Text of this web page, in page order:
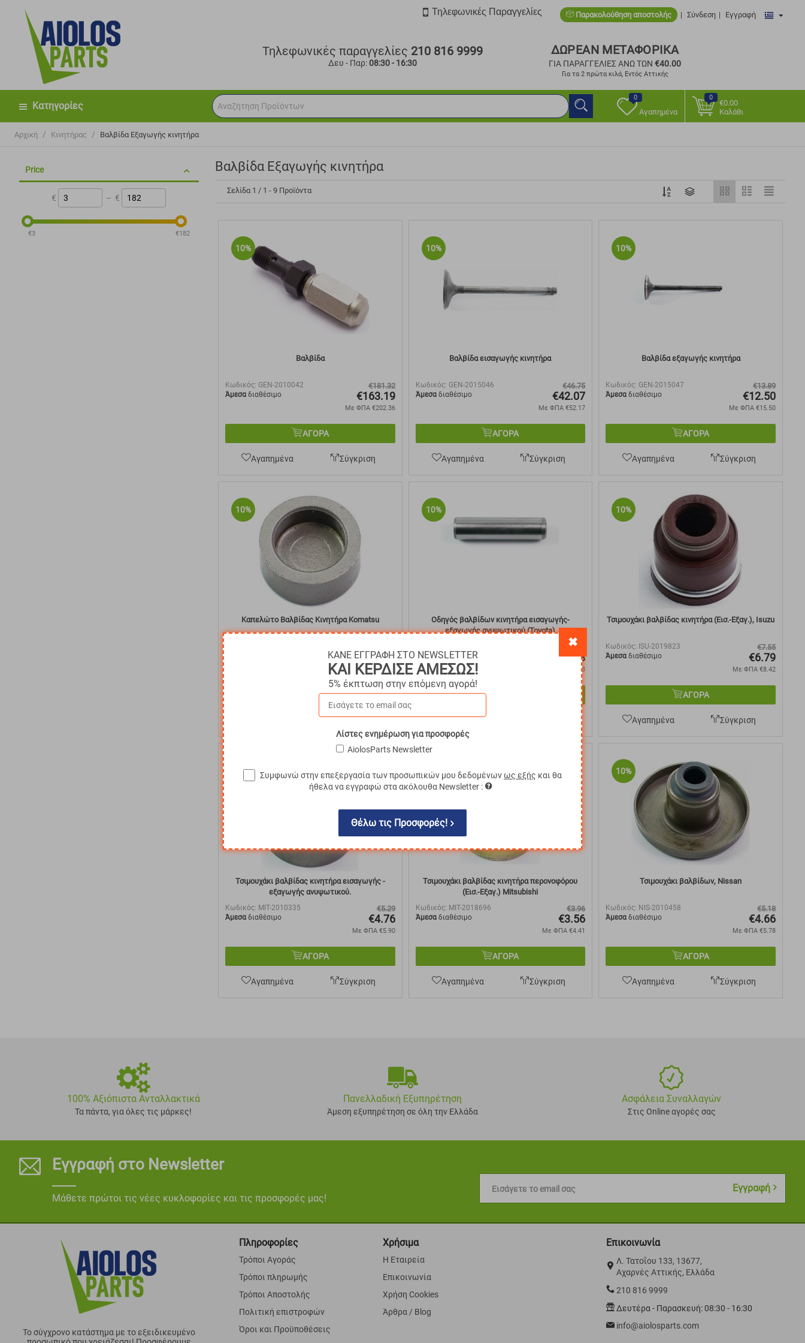
Παρακολούθηση αποστολής Σύνδεση Εγγραφή
Τηλεφωνικές Παραγγελίες
Τηλεφωνικές παραγγελίες 210 816 9999
Δευ - Παρ:08:30 - 16:30
ΔΩΡΕΑΝ ΜΕΤΑΦΟΡΙΚΑ
ΓΙΑ ΠΑΡΑΓΓΕΛΙΕΣ ΑΝΩ ΤΩΝ€40.00
Για τα 2 πρώτα κιλά, Εντός Αττικής
Κατηγορίες
0
Αγαπημένα
0
€0.00
Καλάθι
Αρχική / Κινητήρας / Βαλβίδα Εξαγωγής κινητήρα
Price
€ –€
‎€3 ‎€182
Βαλβίδα Εξαγωγής κινητήρα
Σελίδα 1 / 1 - 9 Προϊόντα
10%
Βαλβίδα
Κωδικός: GEN-2010042
Άμεσαδιαθέσιμο
€181.32
€163.19
Με ΦΠΑ €202.36
ΑΓΟΡΑ
Αγαπημένα Σύγκριση
10%
Βαλβίδα εισαγωγής κινητήρα
Κωδικός: GEN-2015046
Άμεσαδιαθέσιμο
€46.75
€42.07
Με ΦΠΑ €52.17
ΑΓΟΡΑ
Αγαπημένα Σύγκριση
10%
Βαλβίδα εξαγωγής κινητήρα
Κωδικός: GEN-2015047
Άμεσα διαθέσιμο
€13.89
€12.50
Με ΦΠΑ €15.50
ΑΓΟΡΑ
Αγαπημένα Σύγκριση
10%
Καπελώτο Βαλβίδας Κινητήρα Komatsu
€9.91
Με ΦΠΑ €12.29
ΑΓΟΡΑ
Σύγκριση
10%
Οδηγός βαλβίδων κινητήρα εισαγωγής-
εξαγωγής ανυψωτικού (Toyota)
Άμεσαδιαθέσιμο
€5.31
€4.78
5.93
Αγαπημένα
10%
Τσιμουχάκι βαλβίδας κινητήρα (Εισ.-Εξαγ.), Isuzu
Κωδικός: ISU-2019823
Άμεσα διαθέσιμο
€7.55
€6.79
Με ΦΠΑ €8.42
ΑΓΟΡΑ
Αγαπημένα Σύγκριση
10%
Τσιμουχάκι βαλβίδας κινητήρα εισαγωγής -
εξαγωγής ανυψωτικού.
Κωδικός: MIT-2010335
Άμεσαδιαθέσιμο
€5.29
€4.76
Με ΦΠΑ €5.90
ΑΓΟΡΑ
Αγαπημένα Σύγκριση
10%
Τσιμουχάκι βαλβίδας κινητήρα περονοφόρου
(Εισ.-Εξαγ.) Mitsubishi
Κωδικός: MIT-2018696
Άμεσαδιαθέσιμο
€3.96
€3.56
Με ΦΠΑ €4.41
ΑΓΟΡΑ
Αγαπημένα Σύγκριση
10%
Τσιμουχάκι βαλβίδων, Nissan
Κωδικός: NIS-2010458
Άμεσα διαθέσιμο
€5.18
€4.66
Με ΦΠΑ €5.78
ΑΓΟΡΑ
Αγαπημένα Σύγκριση
100% Αξιόπιστα Ανταλλακτικά
Τα πάντα, για όλες τις μάρκες!
Πανελλαδική Εξυπηρέτηση
Άμεση εξυπηρέτηση σε όλη την Ελλάδα
Ασφάλεια Συναλλαγών
Στις Online αγορές σας
Εγγραφή στο Newsletter
Μάθετε πρώτοι τις νέες κυκλοφορίες και τις προσφορές μας!
Εισάγετε το email σας Εγγραφή
✖
ΚΑΝΕ ΕΓΓΡΑΦΗ ΣΤΟ NEWSLETTER
ΚΑΙ ΚΕΡΔΙΣΕ ΑΜΕΣΩΣ!
5% έκπτωση στην επόμενη αγορά!
Λίστες ενημέρωση για προσφορές
AiolosParts Newsletter
Συμφωνώ στην επεξεργασία των προσωπικών μου δεδομένωνως εξής και θα
ήθελα να εγγραφώ στα ακόλουθα Newsletter :
Θέλω τις Προσφορές!
Το σύγχρονο κατάστημα με το εξειδικευμένο
Πληροφορίες
Τρόποι Αγοράς
Τρόποι πληρωμής
Τρόποι Αποστολής
Πολιτική επιστροφών
Όροι και Προϋποθέσεις
Χρήσιμα
Η Εταιρεία
Επικοινωνία
Χρήση Cookies
Άρθρα / Blog
Επικοινωνία
Λ. Τατοΐου 133, 13677,
Αχαρνές Αττικής, Ελλάδα
210 816 9999
Δευτέρα - Παρασκευή: 08:30 - 16:30
info@aiolosparts.com